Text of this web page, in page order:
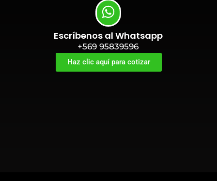
Escríbenos al Whatsapp
+569 95839596
Haz clic aquí para cotizar